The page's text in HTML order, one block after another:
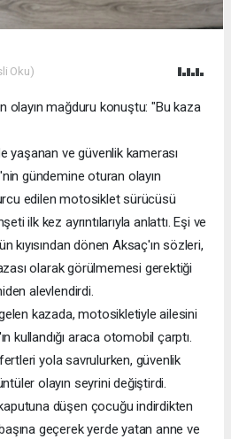
Oku)
olayın mağduru konuştu: "Bu kaza
yaşanan ve güvenlik kamerası
gündemine oturan olayın
edilen motosiklet sürücüsü
ilk kez ayrıntılarıyla anlattı. Eşi ve
kıyısından dönen Aksaç'ın sözleri,
olarak görülmemesi gerektiği
alevlendirdi.
kazada, motosikletiyle ailesini
kullandığı araca otomobil çarptı.
yola savrulurken, güvenlik
olayın seyrini değiştirdi.
düşen çocuğu indirdikten
geçerek yerde yatan anne ve